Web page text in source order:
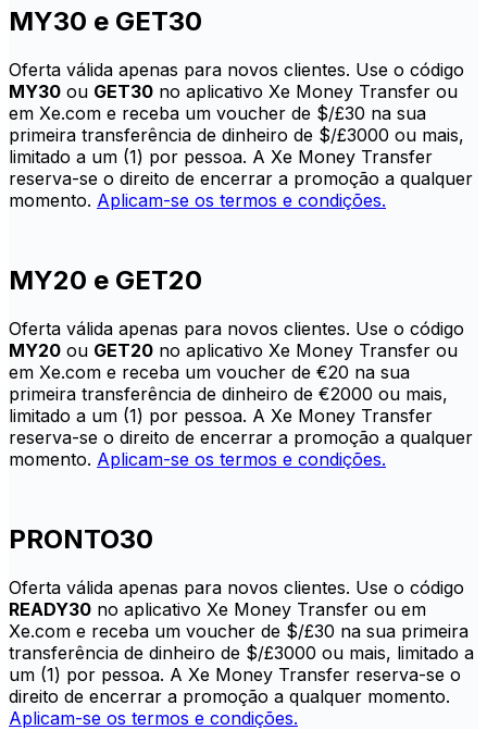
MY30 e GET30
Oferta válida apenas para novos clientes. Use o código
MY30 ou GET30 no aplicativo Xe Money Transfer ou
em Xe.com e receba um voucher de $/£30 na sua
primeira transferência de dinheiro de $/£3000 ou mais,
limitado a um (1) por pessoa. A Xe Money Transfer
reserva-se o direito de encerrar a promoção a qualquer
momento. Aplicam-se os termos e condições.
MY20 e GET20
Oferta válida apenas para novos clientes. Use o código
MY20 ou GET20 no aplicativo Xe Money Transfer ou
em Xe.com e receba um voucher de €20 na sua
primeira transferência de dinheiro de €2000 ou mais,
limitado a um (1) por pessoa. A Xe Money Transfer
reserva-se o direito de encerrar a promoção a qualquer
momento. Aplicam-se os termos e condições.
PRONTO30
Oferta válida apenas para novos clientes. Use o código
READY30 no aplicativo Xe Money Transfer ou em
Xe.com e receba um voucher de $/£30 na sua primeira
transferência de dinheiro de $/£3000 ou mais, limitado a
um (1) por pessoa. A Xe Money Transfer reserva-se o
direito de encerrar a promoção a qualquer momento.
Aplicam-se os termos e condições.